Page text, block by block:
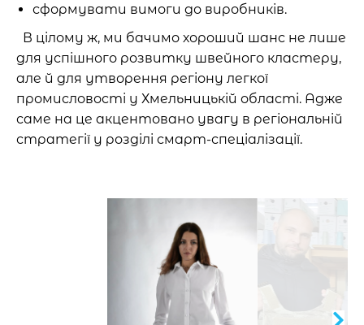
сформувати вимоги до виробників.
В цілому ж, ми бачимо хороший шанс не лише
для успішного розвитку швейного кластеру,
але й для утворення регіону легкої
промисловості у Хмельницькій області. Адже
саме на це акцентовано увагу в регіональній
стратегії у розділі смарт-спеціалізації.